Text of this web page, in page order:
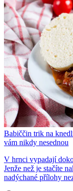
Babiččin trik na
vám nikdy nesednou
V hrnci vypadají
Jenže než je stačíte
nadýchané přílohy